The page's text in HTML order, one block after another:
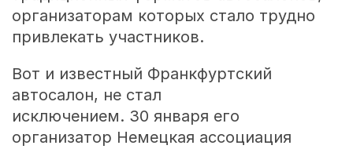
организаторам которых стало трудно
привлекать участников.
Вот и известный Франкфуртский
автосалон, не стал
исключением. 30 января его
организатор Немецкая ассоциация